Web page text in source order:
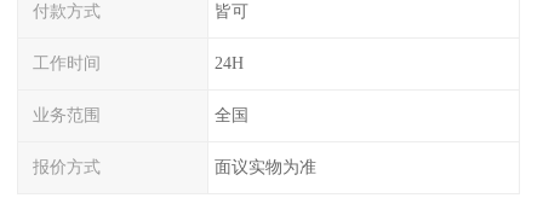
付款方式 皆可
工作时间 24H
业务范围 全国
报价方式 面议实物为准